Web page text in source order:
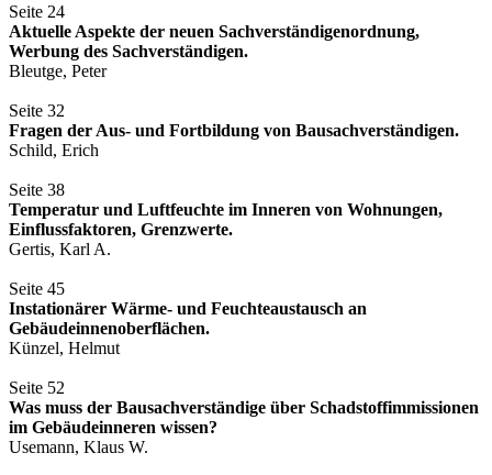
Seite 24
Aktuelle Aspekte der neuen Sachverständigenordnung,
Werbung des Sachverständigen.
Bleutge, Peter
Seite 32
Fragen der Aus- und Fortbildung von Bausachverständigen.
Schild, Erich
Seite 38
Temperatur und Luftfeuchte im Inneren von Wohnungen,
Einflussfaktoren, Grenzwerte.
Gertis, Karl A.
Seite 45
Instationärer Wärme- und Feuchteaustausch an
Gebäudeinnenoberflächen.
Künzel, Helmut
Seite 52
Was muss der Bausachverständige über Schadstoffimmissionen
im Gebäudeinneren wissen?
Usemann, Klaus W.